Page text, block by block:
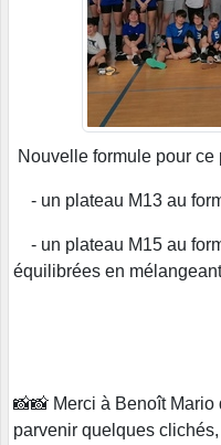
Nouvelle formule pour
- un plateau M13 au
- un plateau M15 au
équilibrées en
📸📸 Merci à Benoît
parvenir quelques